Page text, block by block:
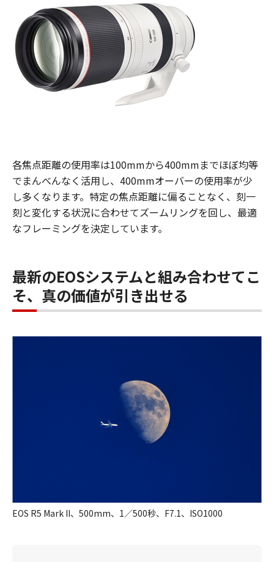
各焦点距離の使用率は100mmから400mmまでほぼ均等
でまんべんなく活用し、400mmオーバーの使用率が少
し多くなります。特定の焦点距離に偏ることなく、刻一
刻と変化する状況に合わせてズームリングを回し、最適
なフレーミングを決定しています。
最新のEOSシステムと組み合わせてこ
そ、真の価値が引き出せる
EOS R5 Mark II、500mm、1／500秒、F7.1、ISO1000